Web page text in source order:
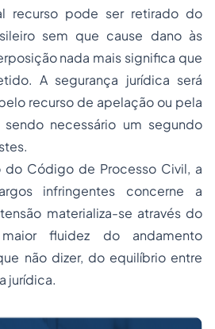
recurso pode ser retirado do
sem que cause dano às
nada mais significa que
A segurança jurídica será
recurso de apelação ou pela
sendo necessário um segundo
do Código de Processo Civil, a
infringentes concerne a
materializa-se através do
fluidez do andamento
não dizer, do equilíbrio entre
jurídica.